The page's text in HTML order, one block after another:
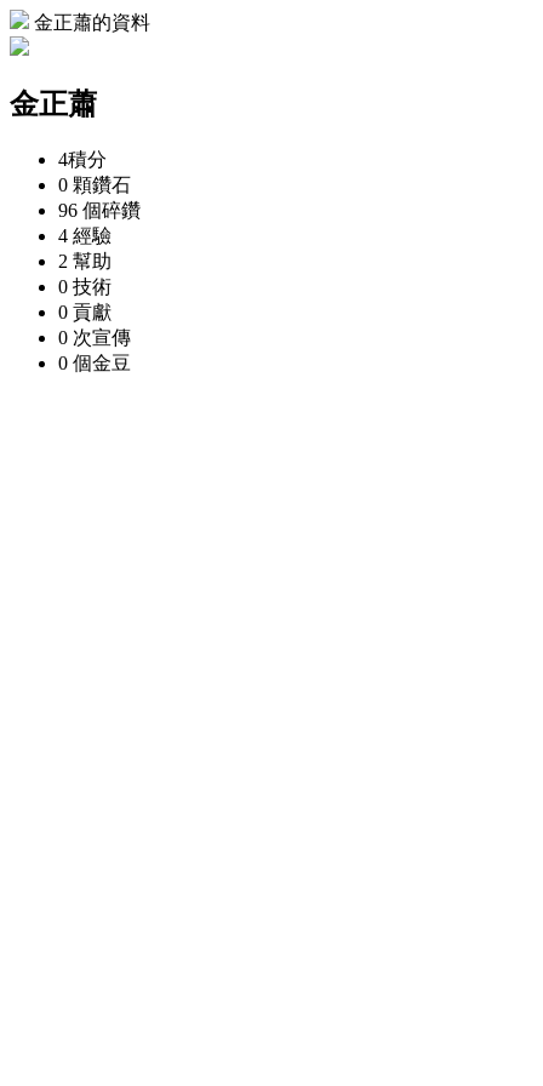
金正蕭的資料
金正蕭
4積分
0 顆鑽石
96 個碎鑽
4 經驗
2 幫助
0 技術
0 貢獻
0 次宣傳
0 個金豆